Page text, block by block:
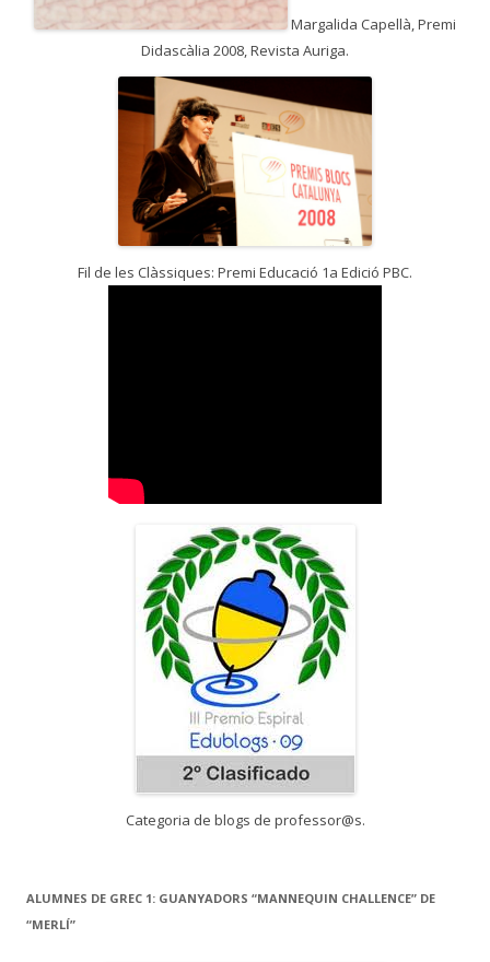
Margalida Capellà, Premi
Didascàlia 2008, Revista Auriga.
Fil de les Clàssiques: Premi Educació 1a Edició PBC.
Categoria de blogs de professor@s.
ALUMNES DE GREC 1: GUANYADORS “MANNEQUIN CHALLENCE” DE
“MERLÍ”